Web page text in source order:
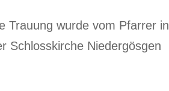
Trauung wurde vom Pfarrer in
Schlosskirche Niedergösgen